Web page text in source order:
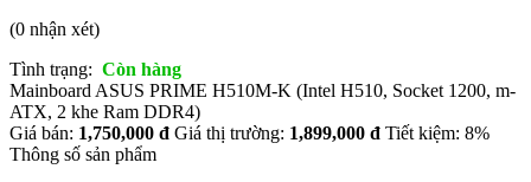
(0 nhận xét)
Tình trạng: Còn hàng
Mainboard ASUS PRIME H510M-K (Intel H510, Socket 1200, m-
ATX, 2 khe Ram DDR4)
Giá bán: 1,750,000 đ Giá thị trường: 1,899,000 đ Tiết kiệm: 8%
Thông số sản phẩm